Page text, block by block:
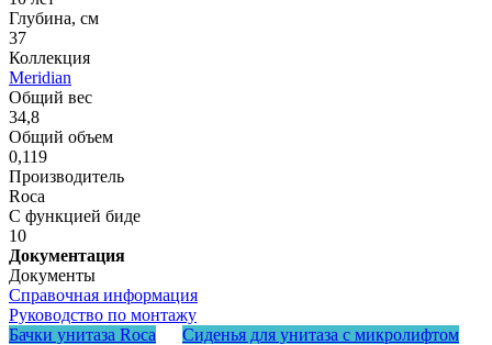
Глубина, см
37
Коллекция
Meridian
Общий вес
34,8
Общий объем
0,119
Производитель
Roca
С функцией биде
10
Документация
Документы
Справочная информация
Руководство по монтажу
Бачки унитаза Roca
Сиденья для унитаза с микролифтом